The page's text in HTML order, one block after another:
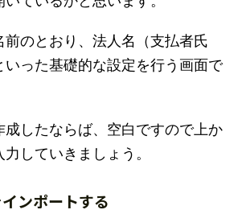
のとおり、法人名（支払者氏
いった基礎的な設定を行う画面で
成したならば、空白ですので上か
していきましょう。
ンポートする